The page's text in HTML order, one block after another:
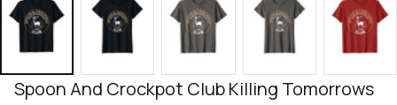
Spoon And Crockpot Club Killing Tomorrows